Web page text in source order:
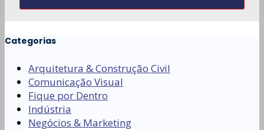
Categorias
Arquitetura & Construção Civil
Comunicação Visual
Fique por Dentro
Indústria
Negócios & Marketing